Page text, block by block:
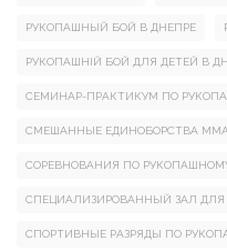
РУКОПАШНЫЙ БОЙ В ДНЕПРЕ
РУКОПАШНІЙ БОЙ ДЛЯ ДЕТЕЙ В
СЕМИНАР-ПРАКТИКУМ ПО
СМЕШАННЫЕ ЕДИНОБОРСТВА ММА
СОРЕВНОВАНИЯ ПО
СПЕЦИАЛИЗИРОВАННЫЙ ЗАЛ
СПОРТИВНЫЕ РАЗРЯДЫ ПО